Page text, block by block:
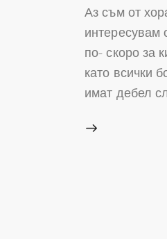
Аз съм от
интересувам
по- скоро за
като всички
имат дебел